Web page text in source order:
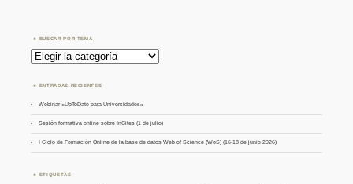
BUSCAR POR TEMA
Buscar
por
Tema
ENTRADAS RECIENTES
Webinar «UpToDate para Universidades»
Sesión formativa online sobre InCites (1 de julio)
I Ciclo de Formación Online de la base de datos Web of Science (WoS) (16-18 de junio 2026)
ETIQUETAS